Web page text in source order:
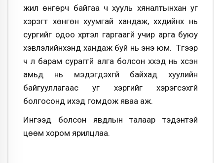
жил өнгөрч байгаа ч хууль хяналтынхан уг
хэрэгт хөнгөн хуумгай хандаж, хүүхдийнх нь
сургийг одоо хүртэл гаргаагүй учир арга буюу
хэвлэлийнхэнд хандаж буй нь энэ юм. Түүгээр
ч үл барам сураггүй алга болсон хүүхэд нь үхсэн
амьд нь мэдэгдэхгүй байхад хуулийн
байгууллагаас уг хэргийг хэрэгсэхгүй
болгосонд ихэд гомдож яваа аж.
Ингээд болсон явдлын талаар тэдэнтэй
цөөм хором ярилцлаа.